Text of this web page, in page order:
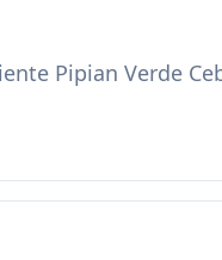
Pipian Verde